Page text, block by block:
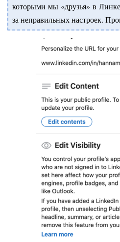
которыми мы «друзья» в
за неправильных настроек.